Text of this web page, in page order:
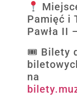
Pamięć i
Pawła II
🎟️ Bilety
na